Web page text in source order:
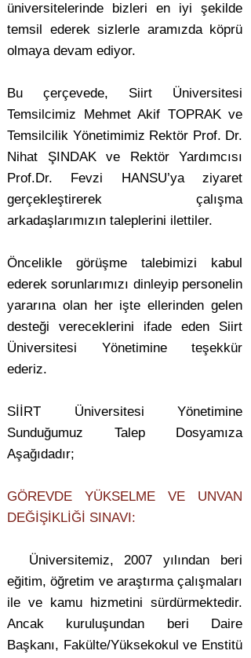
üniversitelerinde bizleri en iyi şekilde
temsil ederek sizlerle aramızda köprü
olmaya devam ediyor.
Bu çerçevede, Siirt Üniversitesi
Temsilcimiz Mehmet Akif TOPRAK ve
Temsilcilik Yönetimimiz Rektör Prof. Dr.
Nihat ŞINDAK ve Rektör Yardımcısı
Prof.Dr. Fevzi HANSU’ya ziyaret
gerçekleştirerek çalışma
arkadaşlarımızın taleplerini ilettiler.
Öncelikle görüşme talebimizi kabul
ederek sorunlarımızı dinleyip personelin
yararına olan her işte ellerinden gelen
desteği vereceklerini ifade eden Siirt
Üniversitesi Yönetimine teşekkür
ederiz.
SİİRT Üniversitesi Yönetimine
Sunduğumuz Talep Dosyamıza
Aşağıdadır;
GÖREVDE YÜKSELME VE UNVAN
DEĞİŞİKLİĞİ SINAVI:
Üniversitemiz, 2007 yılından beri
eğitim, öğretim ve araştırma çalışmaları
ile ve kamu hizmetini sürdürmektedir.
Ancak kuruluşundan beri Daire
Başkanı, Fakülte/Yüksekokul ve Enstitü